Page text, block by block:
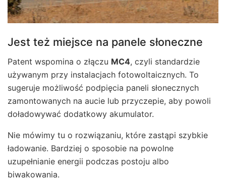
Jest też miejsce na panele słoneczne
Patent wspomina o złączu MC4, czyli standardzie
używanym przy instalacjach fotowoltaicznych. To
sugeruje możliwość podpięcia paneli słonecznych
zamontowanych na aucie lub przyczepie, aby powoli
doładowywać dodatkowy akumulator.
Nie mówimy tu o rozwiązaniu, które zastąpi szybkie
ładowanie. Bardziej o sposobie na powolne
uzupełnianie energii podczas postoju albo
biwakowania.